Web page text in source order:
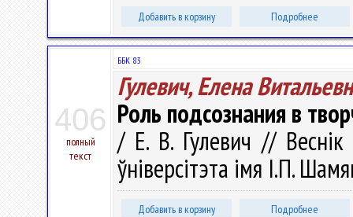
Добавить в корзину Подробнее
406
полный
текст
ББК 83
Гулевич, Елена
Роль подсознания в
/ Е. В. Гулевич // Веснік
ўніверсітэта імя І.П.
Добавить в корзину Подробнее